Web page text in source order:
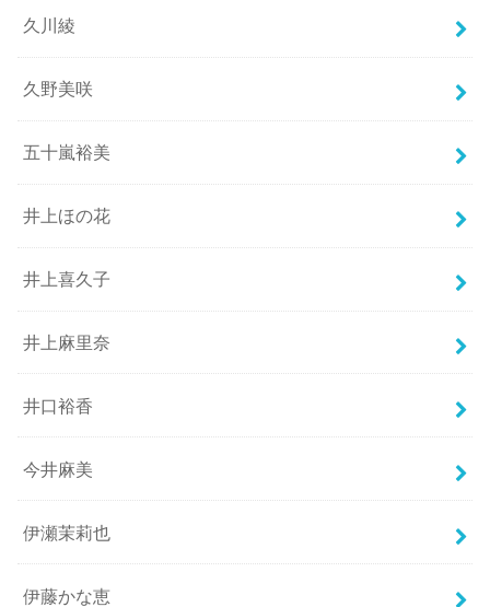
久川綾
久野美咲
五十嵐裕美
井上ほの花
井上喜久子
井上麻里奈
井口裕香
今井麻美
伊瀬茉莉也
伊藤かな恵